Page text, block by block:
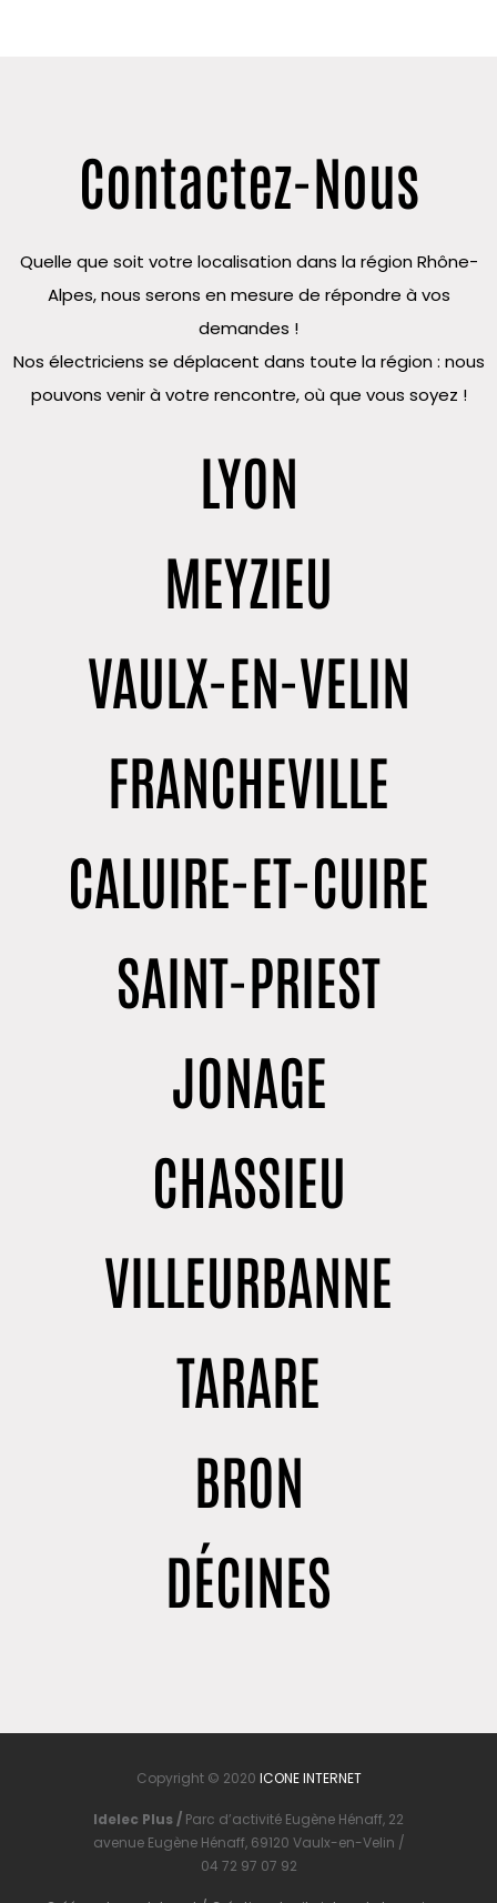
Contactez-Nous
Quelle que soit votre localisation dans la région Rhône-
Alpes, nous serons en mesure de répondre à vos
demandes !
Nos électriciens se déplacent dans toute la région : nous
pouvons venir à votre rencontre, où que vous soyez !
LYON
MEYZIEU
VAULX-EN-VELIN
FRANCHEVILLE
CALUIRE-ET-CUIRE
SAINT-PRIEST
JONAGE
CHASSIEU
VILLEURBANNE
TARARE
BRON
DÉCINES
Copyright © 2020 ICONE INTERNET
Idelec Plus / Parc d’activité Eugène Hénaff, 22
avenue Eugène Hénaff, 69120 Vaulx-en-Velin /
04 72 97 07 92